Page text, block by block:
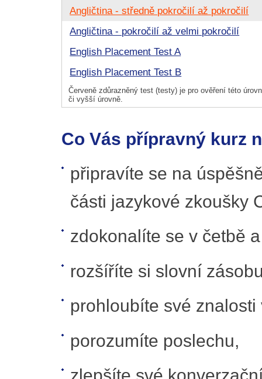
Angličtina - středně pokročilí až pokročilí
Angličtina - pokročilí až velmi pokročilí
English Placement Test A
English Placement Test B
Červeně zdůrazněný test (testy) je pro ověření této
či vyšší úrovně.
Co Vás přípravný kurz
připravíte se na
části jazykové zkoušky
zdokonalíte se v četbě
rozšíříte si slovní
prohloubíte své znalosti
porozumíte poslechu,